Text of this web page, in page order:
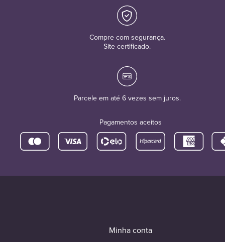
Compre com segurança.
Site certificado.
Parcele em até 6 vezes sem juros.
Pagamentos aceitos
Minha conta